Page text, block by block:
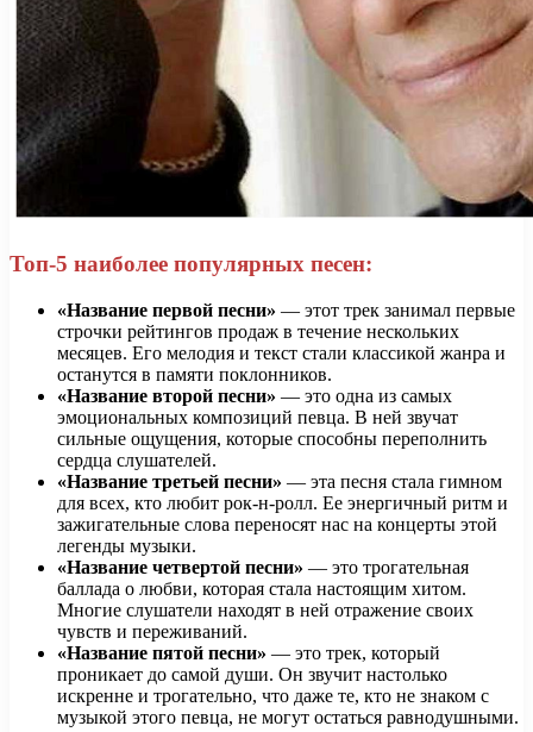
Топ-5 наиболее популярных песен:
«Название первой песни» — этот трек занимал первые
строчки рейтингов продаж в течение нескольких
месяцев. Его мелодия и текст стали классикой жанра и
останутся в памяти поклонников.
«Название второй песни» — это одна из самых
эмоциональных композиций певца. В ней звучат
сильные ощущения, которые способны переполнить
сердца слушателей.
«Название третьей песни» — эта песня стала гимном
для всех, кто любит рок-н-ролл. Ее энергичный ритм и
зажигательные слова переносят нас на концерты этой
легенды музыки.
«Название четвертой песни» — это трогательная
баллада о любви, которая стала настоящим хитом.
Многие слушатели находят в ней отражение своих
чувств и переживаний.
«Название пятой песни» — это трек, который
проникает до самой души. Он звучит настолько
искренне и трогательно, что даже те, кто не знаком с
музыкой этого певца, не могут остаться равнодушными.